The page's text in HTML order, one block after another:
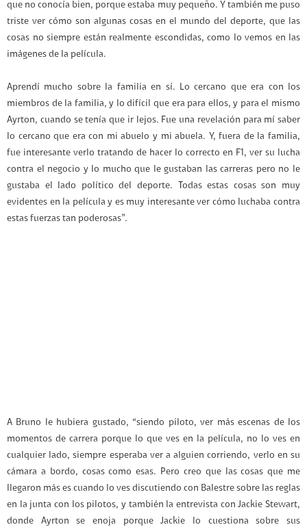
que no conocía bien, porque estaba muy pequeño. Y también me puso
triste ver cómo son algunas cosas en el mundo del deporte, que las
cosas no siempre están realmente escondidas, como lo vemos en las
imágenes de la película.
Aprendí mucho sobre la familia en sí. Lo cercano que era con los
miembros de la familia, y lo difícil que era para ellos, y para el mismo
Ayrton, cuando se tenía que ir lejos. Fue una revelación para mí saber
lo cercano que era con mi abuelo y mi abuela. Y, fuera de la familia,
fue interesante verlo tratando de hacer lo correcto en F1, ver su lucha
contra el negocio y lo mucho que le gustaban las carreras pero no le
gustaba el lado político del deporte. Todas estas cosas son muy
evidentes en la película y es muy interesante ver cómo luchaba contra
estas fuerzas tan poderosas”.
A Bruno le hubiera gustado, “siendo piloto, ver más escenas de los
momentos de carrera porque lo que ves en la película, no lo ves en
cualquier lado, siempre esperaba ver a alguien corriendo, verlo en su
cámara a bordo, cosas como esas. Pero creo que las cosas que me
llegaron más es cuando lo ves discutiendo con Balestre sobre las reglas
en la junta con los pilotos, y también la entrevista con Jackie Stewart,
donde Ayrton se enoja porque Jackie lo cuestiona sobre sus